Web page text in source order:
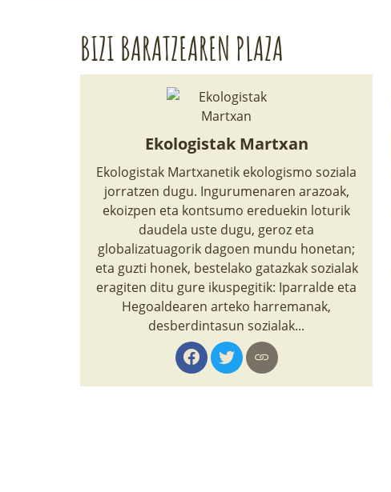
BIZI BARATZEAREN PLAZA
Ekologistak Martxan
Ekologistak Martxanetik ekologismo soziala
jorratzen dugu. Ingurumenaren arazoak,
ekoizpen eta kontsumo ereduekin loturik
daudela uste dugu, geroz eta
globalizatuagorik dagoen mundu honetan;
eta guzti honek, bestelako gatazkak sozialak
eragiten ditu gure ikuspegitik: Iparralde eta
Hegoaldearen arteko harremanak,
desberdintasun sozialak...